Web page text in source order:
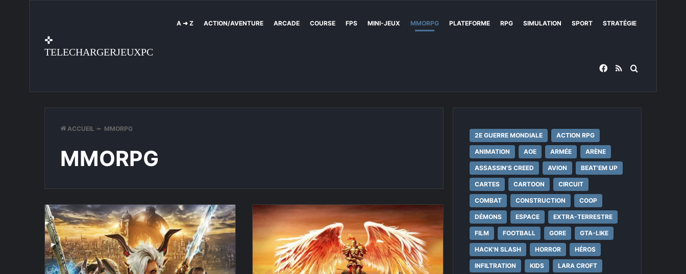
✜
TELECHARGERJEUXPC
A ➜ Z ACTION/AVENTURE ARCADE COURSE FPS MINI-JEUX MMORPG PLATEFORME RPG SIMULATION SPORT STRATÉGIE
Facebook
RSS
ACCUEIL ➛ MMORPG
MMORPG
Tera
Online
League
of
2E GUERRE MONDIALE ACTION RPG
ANIMATION AOE ARMÉE ARÈNE
ASSASSIN'S CREED AVION BEAT'EM UP
CARTES CARTOON CIRCUIT
COMBAT CONSTRUCTION COOP
DÉMONS ESPACE EXTRA-TERRESTRE
FILM FOOTBALL GORE GTA-LIKE
HACK'N SLASH HORROR HÉROS
INFILTRATION KIDS LARA CROFT